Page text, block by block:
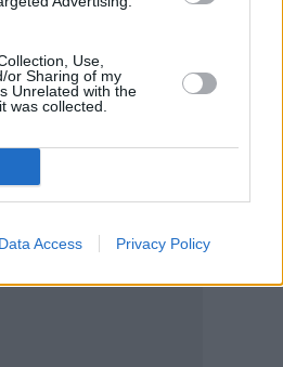
Use,
or Sharing of my
Unrelated with the
was collected.
Data Access Privacy Policy